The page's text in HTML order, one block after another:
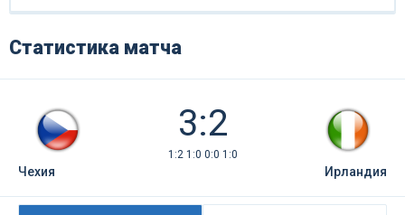
Статистика матча
3:2
1:2 1:0 0:0 1:0
Чехия Ирландия